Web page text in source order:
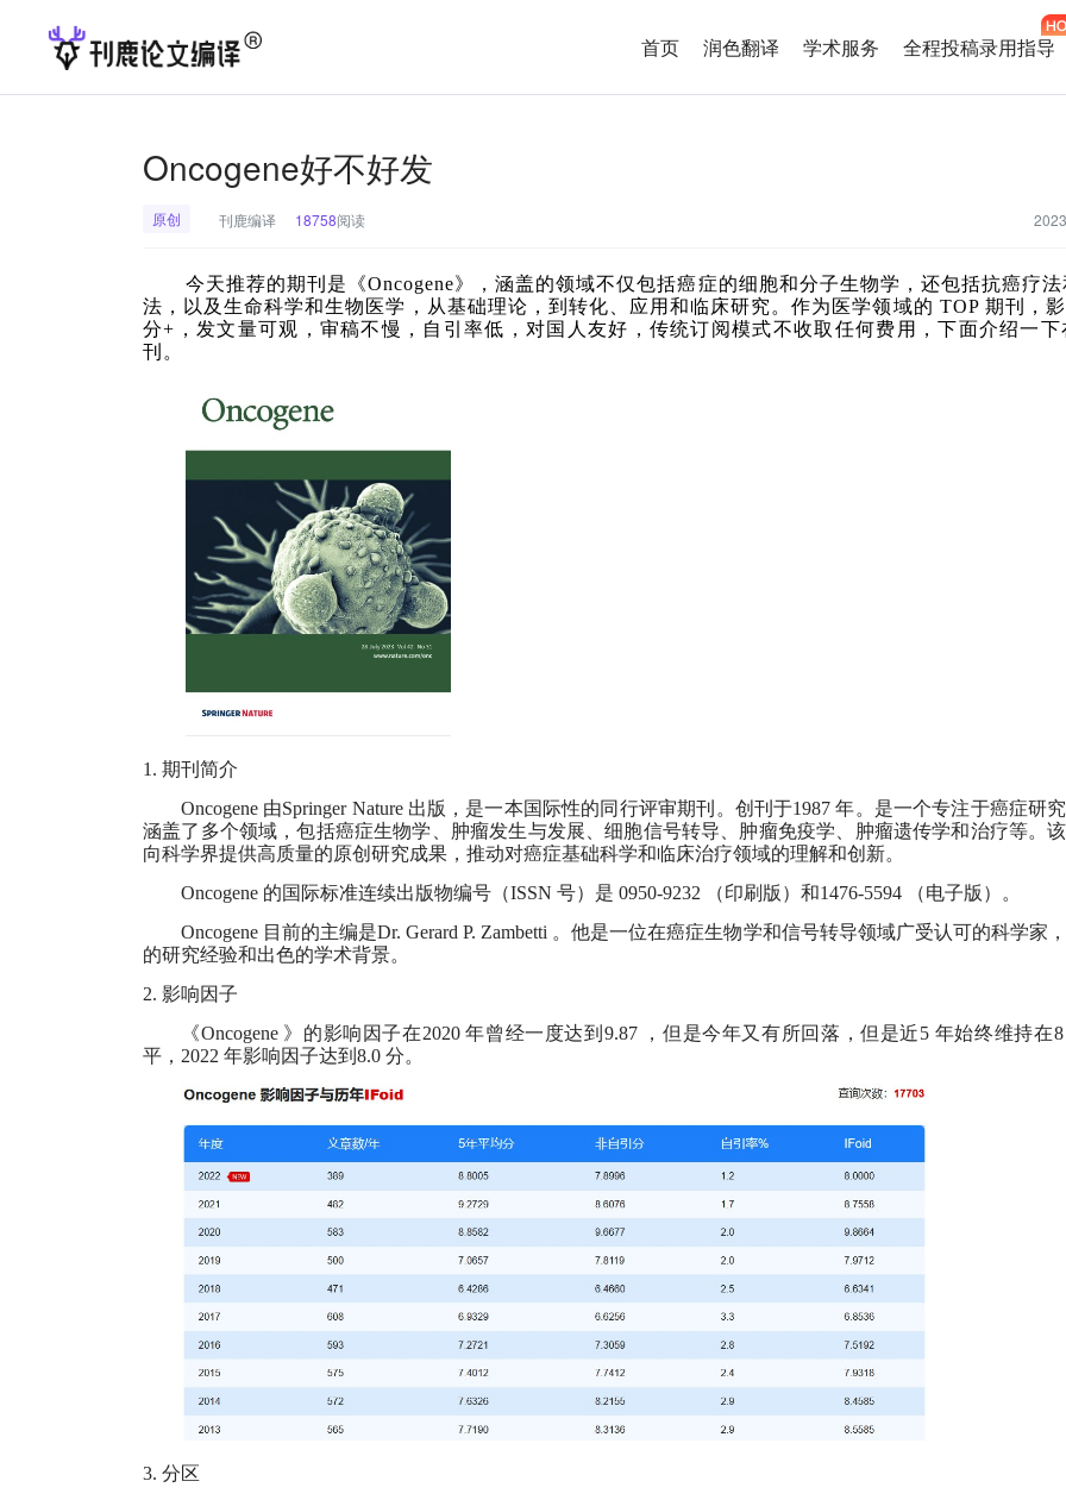
首页 润色翻译 学术服务 全程投稿录用指导
Oncogene好不好发
原创 刊鹿编译 18758阅读
今天推荐的期刊是《Oncogene》，涵盖的领域不仅包括癌症的细胞和分子生物学，还包括抗癌疗
法，以及生命科学和生物医学，从基础理论，到转化、应用和临床研究。作为医学领域的 TOP 期刊，
分+，发文量可观，审稿不慢，自引率低，对国人友好，传统订阅模式不收取任何费用，下面介绍一下
刊。
1. 期刊简介
Oncogene 由Springer Nature 出版，是一本国际性的同行评审期刊。创刊于1987 年。是一个专注于癌症研
涵盖了多个领域，包括癌症生物学、肿瘤发生与发展、细胞信号转导、肿瘤免疫学、肿瘤遗传学和治疗等。
向科学界提供高质量的原创研究成果，推动对癌症基础科学和临床治疗领域的理解和创新。
Oncogene 的国际标准连续出版物编号（ISSN 号）是 0950-9232 （印刷版）和1476-5594 （电子版）。
Oncogene 目前的主编是Dr. Gerard P. Zambetti 。他是一位在癌症生物学和信号转导领域广受认可的科学家
的研究经验和出色的学术背景。
2. 影响因子
《Oncogene》的影响因子在2020年曾经一度达到 9.87，但是今年又有所回落，但是近5 年始终维持在8
平， 2022 年影响因子达到 8.0 分。
3. 分区